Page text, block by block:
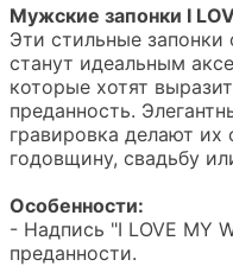
Мужские запонки I
Эти стильные запонки
станут идеальным
которые хотят
преданность.
гравировка делают
годовщину, свадьбу
Особенности:
- Надпись "I LOVE MY
преданности.